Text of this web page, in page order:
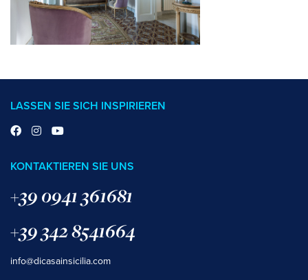
LASSEN SIE SICH INSPIRIEREN
KONTAKTIEREN SIE UNS
+39 0941 361681
+39 342 8541664
info@dicasainsicilia.com